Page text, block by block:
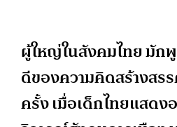
ผู้ใหญ่ในสังคมไทย มัก
ดีของความคิดสร้างสร
ครั้ง เมื่อเด็กไทยแสด